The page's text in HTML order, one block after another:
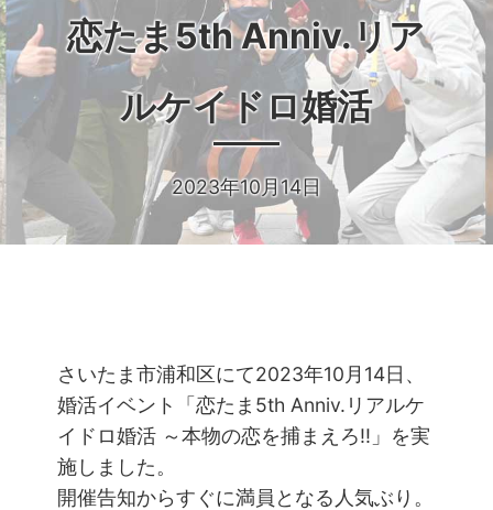
恋たま5th Anniv.リア
ルケイドロ婚活
2023年10月14日
さいたま市浦和区にて2023年10月14日、
婚活イベント「恋たま5th Anniv.リアルケ
イドロ婚活 ～本物の恋を捕まえろ!!」を実
施しました。
開催告知からすぐに満員となる人気ぶり。